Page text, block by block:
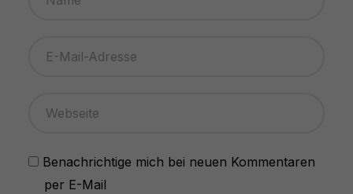
Benachrichtige mich bei neuen Kommentaren
per E-Mail